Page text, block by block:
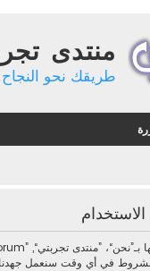
منتدى
طريقك نحو النجاح
في أي وقت سنعمل